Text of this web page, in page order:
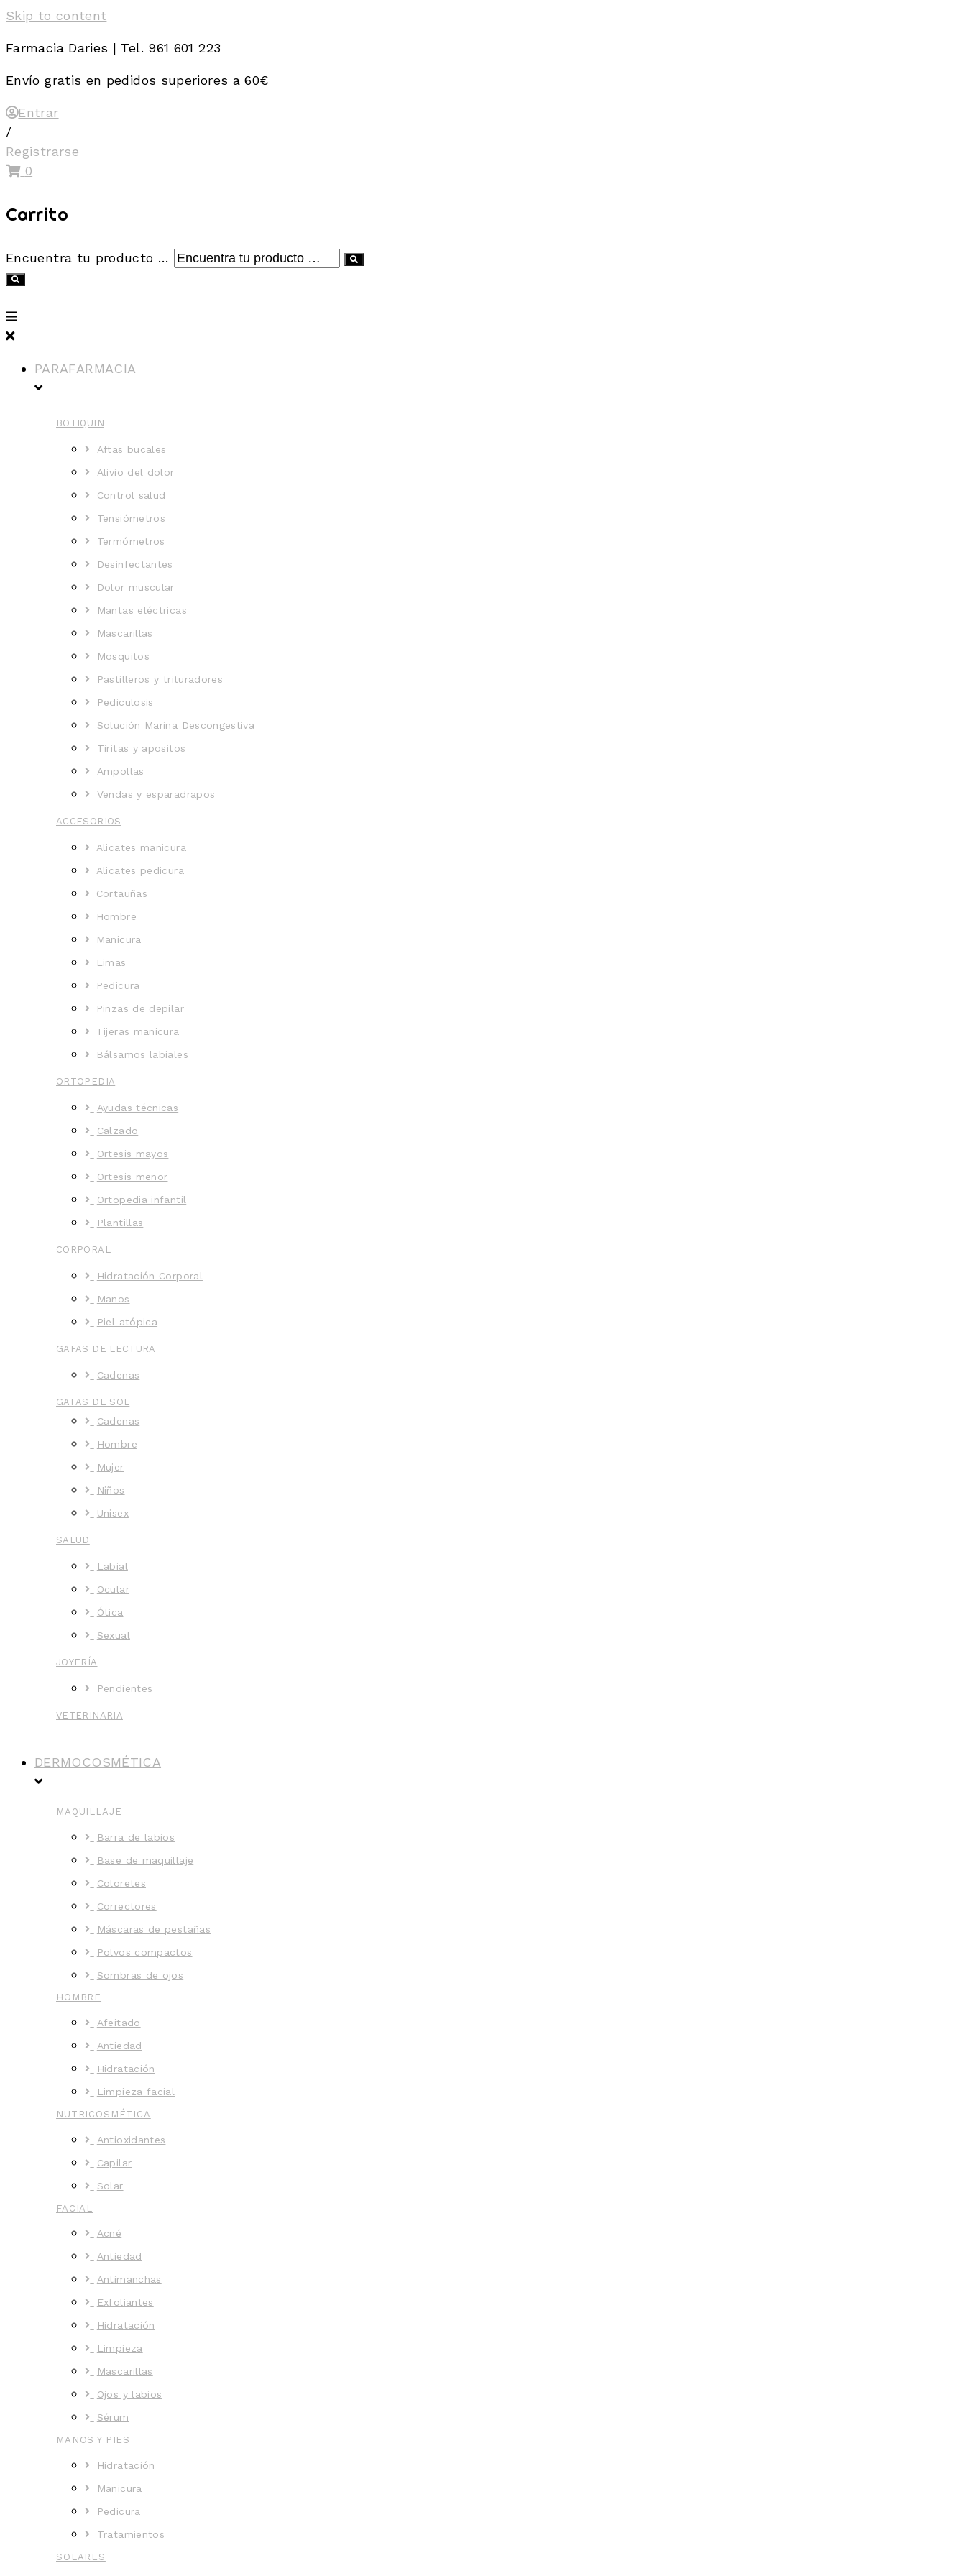
Skip to content
Farmacia Daries | Tel. 961 601 223
Envío gratis en pedidos superiores a 60€
Entrar
/
Registrarse
0
Carrito
Encuentra tu producto …
PARAFARMACIA
BOTIQUIN
Aftas bucales
Alivio del dolor
Control salud
Tensiómetros
Termómetros
Desinfectantes
Dolor muscular
Mantas eléctricas
Mascarillas
Mosquitos
Pastilleros y trituradores
Pediculosis
Solución Marina Descongestiva
Tiritas y apositos
Ampollas
Vendas y esparadrapos
ACCESORIOS
Alicates manicura
Alicates pedicura
Cortauñas
Hombre
Manicura
Limas
Pedicura
Pinzas de depilar
Tijeras manicura
Bálsamos labiales
ORTOPEDIA
Ayudas técnicas
Calzado
Ortesis mayos
Ortesis menor
Ortopedia infantil
Plantillas
CORPORAL
Hidratación Corporal
Manos
Piel atópica
GAFAS DE LECTURA
Cadenas
GAFAS DE SOL
Cadenas
Hombre
Mujer
Niños
Unisex
SALUD
Labial
Ocular
Ótica
Sexual
JOYERÍA
Pendientes
VETERINARIA
DERMOCOSMÉTICA
MAQUILLAJE
Barra de labios
Base de maquillaje
Coloretes
Correctores
Máscaras de pestañas
Polvos compactos
Sombras de ojos
HOMBRE
Afeitado
Antiedad
Hidratación
Limpieza facial
NUTRICOSMÉTICA
Antioxidantes
Capilar
Solar
FACIAL
Acné
Antiedad
Antimanchas
Exfoliantes
Hidratación
Limpieza
Mascarillas
Ojos y labios
Sérum
MANOS Y PIES
Hidratación
Manicura
Pedicura
Tratamientos
SOLARES